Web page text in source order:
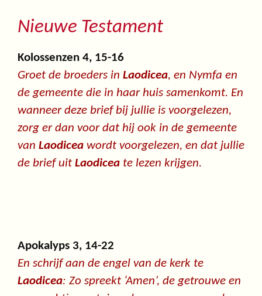
Nieuwe Testament
Kolossenzen 4, 15-16
Groet de broeders in Laodicea, en Nymfa en
de gemeente die in haar huis samenkomt. En
wanneer deze brief bij jullie is voorgelezen,
zorg er dan voor dat hij ook in de gemeente
van Laodicea wordt voorgelezen, en dat jullie
de brief uit Laodicea te lezen krijgen.
Apokalyps 3, 14-22
En schrijf aan de engel van de kerk te
Laodicea: Zo spreekt ‘Amen’, de getrouwe en